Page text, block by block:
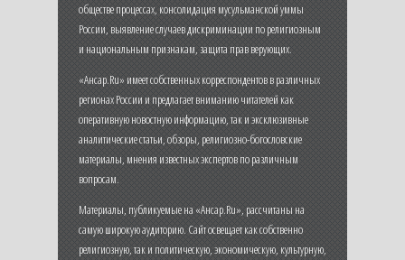
обществе процессах, консолидация мусульманской уммы
России, выявление случаев дискриминации по религиозным
и национальным признакам, защита прав верующих.
«Ансар.Ru» имеет собственных корреспондентов в различных
регионах России и предлагает вниманию читателей как
оперативную новостную информацию, так и эксклюзивные
аналитические статьи, обзоры, религиозно-богословские
материалы, мнения известных экспертов по различным
вопросам.
Материалы, публикуемые на «Ансар.Ru», рассчитаны на
самую широкую аудиторию. Сайт освещает как собственно
религиозную, так и политическую, экономическую, культурную,